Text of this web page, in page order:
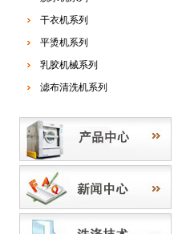
干衣机系列
平烫机系列
乳胶机械系列
滤布清洗机系列